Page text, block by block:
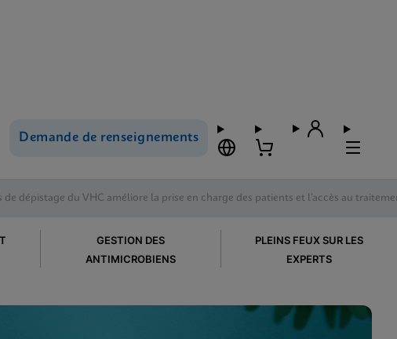
Demande de renseignements
de dépistage du VHC améliore la prise en charge des patients et l’accès au
GESTION DES
ANTIMICROBIENS
PLEINS FEUX SUR LES
EXPERTS